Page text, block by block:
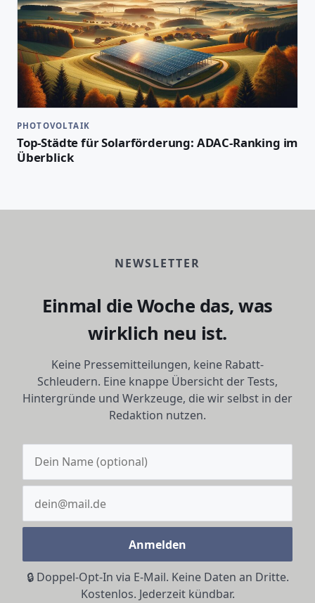
PHOTOVOLTAIK
Top-Städte für Solarförderung: ADAC-Ranking im
Überblick
NEWSLETTER
Einmal die Woche das, was
wirklich neu ist.
Keine Pressemitteilungen, keine Rabatt-
Schleudern. Eine knappe Übersicht der Tests,
Hintergründe und Werkzeuge, die wir selbst in der
Redaktion nutzen.
Anmelden
🔒 Doppel-Opt-In via E-Mail. Keine Daten an Dritte.
Kostenlos. Jederzeit kündbar.